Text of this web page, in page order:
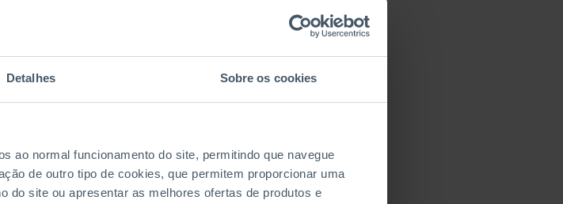
Detalhes Sobre os cookies
ao normal funcionamento do site, permitindo que navegue
de outro tipo de cookies, que permitem proporcionar uma
do site ou apresentar as melhores ofertas de produtos e